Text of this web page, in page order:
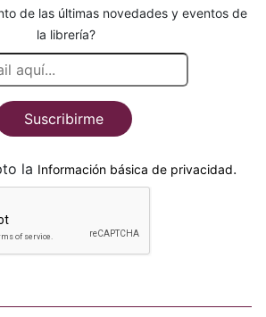
de las últimas novedades y eventos de
la librería?
Suscribirme
He leido y acepto la Información básica de privacidad.